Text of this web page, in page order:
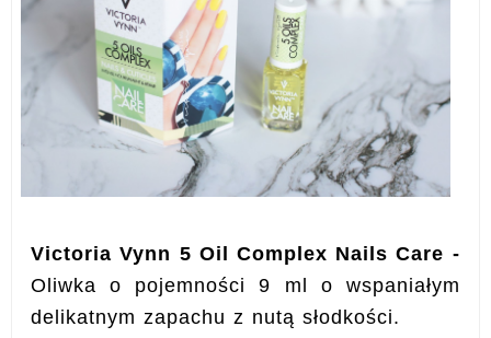
Victoria Vynn 5 Oil Complex Nails Care -
Oliwka o pojemności 9 ml o wspaniałym
delikatnym zapachu z nutą słodkości.